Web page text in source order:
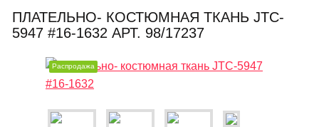
ПЛАТЕЛЬНО- КОСТЮМНАЯ ТКАНЬ JTC-
5947 #16-1632 АРТ. 98/17237
Распродажа